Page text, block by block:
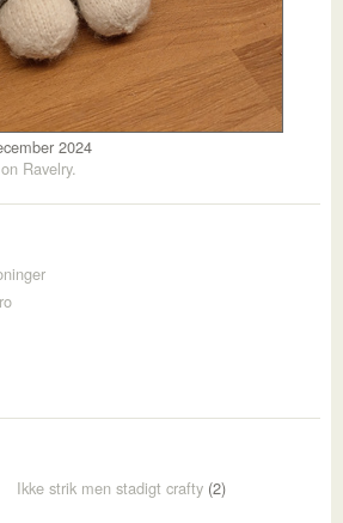
2024
Ravelry.
Ikke strik men stadigt crafty (2)